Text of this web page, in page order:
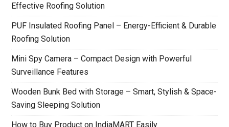
Effective Roofing Solution
PUF Insulated Roofing Panel – Energy-Efficient & Durable
Roofing Solution
Mini Spy Camera – Compact Design with Powerful
Surveillance Features
Wooden Bunk Bed with Storage – Smart, Stylish & Space-
Saving Sleeping Solution
How to Buy Product on IndiaMART Easily